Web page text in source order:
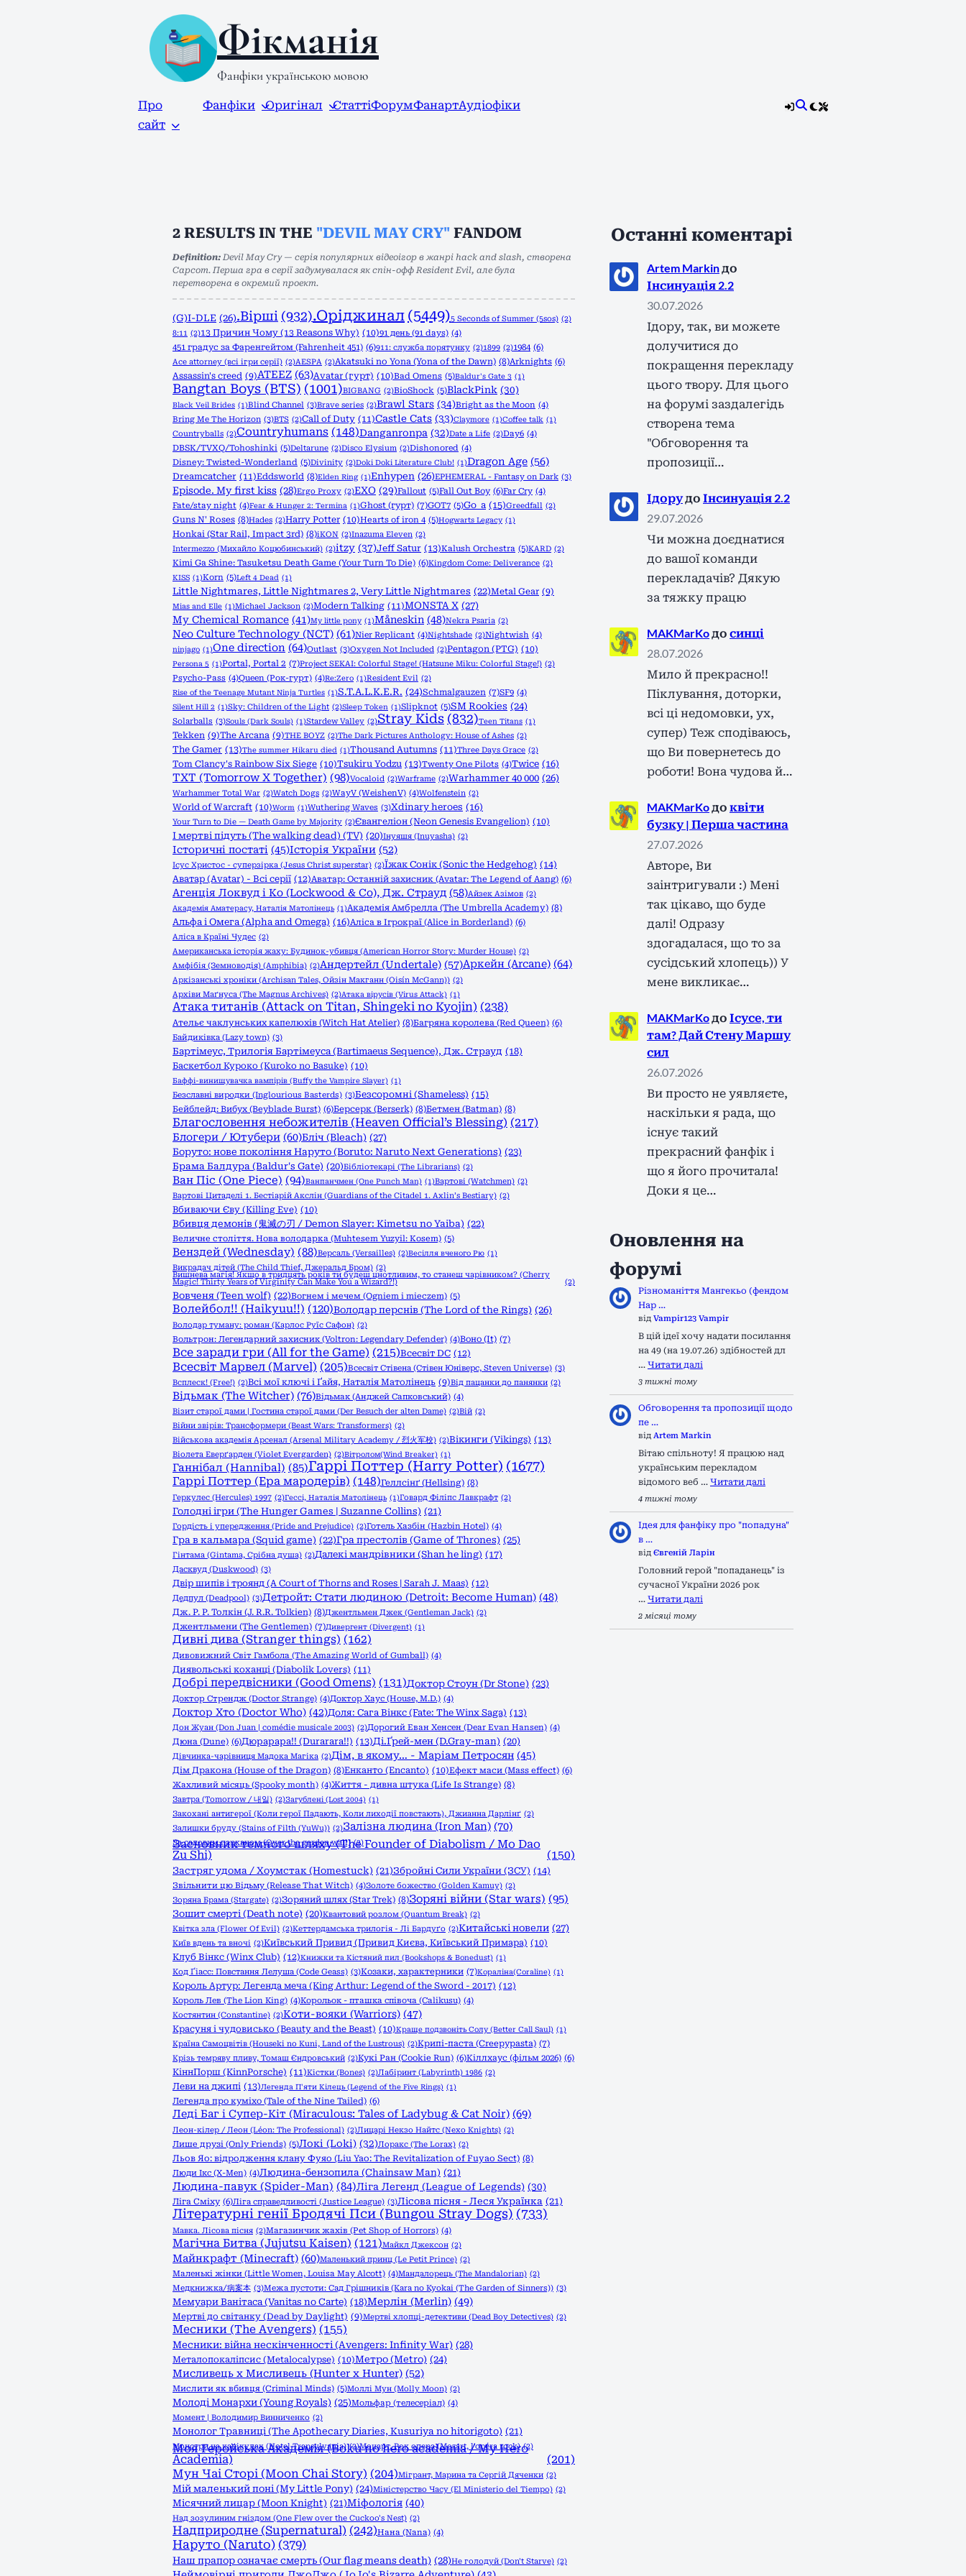
Фікманія
Фанфіки українською мовою
Про
сайт
Фанфіки Оригінал СтаттіФорумФанартАудіофіки
2 RESULTS IN THE "DEVIL MAY CRY" FANDOM
Definition: Devil May Cry — серія популярних відеоігор в жанрі hack and slash, створена
Capcom. Перша гра в серії задумувалася як спін-офф Resident Evil, але була
перетворена в окремий проект.
(G)I-DLE (26).Вірші (932).Оріджинал (5449)5 Seconds of Summer (5sos) (2)
8:11 (2)13 Причин Чому (13 Reasons Why) (10)91 день (91 days) (4)
451 градус за Фаренгейтом (Fahrenheit 451) (6)911: служба порятунку (2)1899 (2)1984 (6)
Ace attorney (всі ігри серії) (2)AESPA (2)Akatsuki no Yona (Yona of the Dawn) (8)Arknights (6)
Assassin's creed (9)ATEEZ (63)Avatar (гурт) (10)Bad Omens (5)Baldur's Gate 3 (1)
Bangtan Boys (BTS) (1001)BIGBANG (2)BioShock (5)BlackPink (30)
Black Veil Brides (1)Blind Channel (3)Brave series (2)Brawl Stars (34)Bright as the Moon (4)
Bring Me The Horizon (3)BTS (2)Call of Duty (11)Castle Cats (33)Claymore (1)Coffee talk (1)
Countryballs (2)Countryhumans (148)Danganronpa (32)Date a Life (2)Day6 (4)
DBSK/TVXQ/Tohoshinki (5)Deltarune (2)Disco Elysium (2)Dishonored (4)
Disney: Twisted-Wonderland (5)Divinity (2)Doki Doki Literature Club! (1)Dragon Age (56)
Dreamcatcher (11)Eddsworld (8)Elden Ring (1)Enhypen (26)EPHEMERAL - Fantasy on Dark (3)
Episode. My first kiss (28)Ergo Proxy (2)EXO (29)Fallout (5)Fall Out Boy (6)Far Cry (4)
Fate/stay night (4)Fear & Hunger 2: Termina (1)Ghost (гурт) (7)GOT7 (5)Go_a (15)Greedfall (2)
Guns N' Roses (8)Hades (2)Harry Potter (10)Hearts of iron 4 (5)Hogwarts Legacy (1)
Honkai (Star Rail, Impact 3rd) (8)iKON (2)Inazuma Eleven (2)
Intermezzo (Михайло Коцюбинський) (2)itzy (37)Jeff Satur (13)Kalush Orchestra (5)KARD (2)
Kimi Ga Shine: Tasuketsu Death Game (Your Turn To Die) (6)Kingdom Come: Deliverance (2)
KISS (1)Korn (5)Left 4 Dead (1)
Little Nightmares, Little Nightmares 2, Very Little Nightmares (22)Metal Gear (9)
Mias and Elle (1)Michael Jackson (2)Modern Talking (11)MONSTA X (27)
My Chemical Romance (41)My little pony (1)Måneskin (48)Nekra Psaria (2)
Neo Culture Technology (NCT) (61)Nier Replicant (4)Nightshade (2)Nightwish (4)
ninjago (1)One direction (64)Outlast (3)Oxygen Not Included (2)Pentagon (PTG) (10)
Persona 5 (1)Portal, Portal 2 (7)Project SEKAI: Colorful Stage! (Hatsune Miku: Colorful Stage!) (2)
Psycho-Pass (4)Queen (Рок-гурт) (4)Re:Zero (1)Resident Evil (2)
Rise of the Teenage Mutant Ninja Turtles (1)S.T.A.L.K.E.R. (24)Schmalgauzen (7)SF9 (4)
Silent Hill 2 (1)Sky: Children of the Light (2)Sleep Token (1)Slipknot (5)SM Rookies (24)
Solarballs (3)Souls (Dark Souls) (1)Stardew Valley (2)Stray Kids (832)Teen Titans (1)
Tekken (9)The Arcana (9)THE BOYZ (2)The Dark Pictures Anthology: House of Ashes (2)
The Gamer (13)The summer Hikaru died (1)Thousand Autumns (11)Three Days Grace (2)
Tom Clancy's Rainbow Six Siege (10)Tsukiru Yodzu (13)Twenty One Pilots (4)Twice (16)
TXT (Tomorrow X Together) (98)Vocaloid (2)Warframe (2)Warhammer 40 000 (26)
Warhammer Total War (2)Watch Dogs (2)WayV (WeishenV) (4)Wolfenstein (2)
World of Warcraft (10)Worm (1)Wuthering Waves (3)Xdinary heroes (16)
Your Turn to Die — Death Game by Majority (2)Євангеліон (Neon Genesis Evangelion) (10)
І мертві підуть (The walking dead) (TV) (20)Інуяшя (Inuyasha) (2)
Історичні постаті (45)Історія України (52)
Ісус Христос - суперзірка (Jesus Christ superstar) (2)Їжак Сонік (Sonic the Hedgehog) (14)
Аватар (Avatar) - Всі серії (12)Аватар: Останній захисник (Avatar: The Legend of Aang) (6)
Агенція Локвуд і Кo (Lockwood & Co), Дж. Страуд (58)Айзек Азімов (2)
Академія Аматерасу, Наталія Матолінець (1)Академія Амбрелла (The Umbrella Academy) (8)
Альфа і Омега (Alpha and Omega) (16)Аліса в Ігрокраї (Alice in Borderland) (6)
Аліса в Країні Чудес (2)
Американська історія жаху: Будинок-убивця (American Horror Story: Murder House) (2)
Амфібія (Земноводія) (Amphibia) (2)Андертейл (Undertale) (57)Аркейн (Arcane) (64)
Аркізанські хроніки (Archisan Tales, Ойзін Макганн (Oisín McGann)) (2)
Архіви Маґнуса (The Magnus Archives) (2)Атака вірусів (Virus Attack) (1)
Атака титанів (Attack on Titan, Shingeki no Kyojin) (238)
Ательє чаклунських капелюхів (Witch Hat Atelier) (8)Багряна королева (Red Queen) (6)
Байдиківка (Lazy town) (3)
Бартімеус, Трилогія Бартімеуса (Bartimaeus Sequence), Дж. Страуд (18)
Баскетбол Куроко (Kuroko no Basuke) (10)
Баффі-винищувачка вампірів (Buffy the Vampire Slayer) (1)
Безславні виродки (Inglourious Basterds) (3)Безсоромні (Shameless) (15)
Бейблейд: Вибух (Beyblade Burst) (6)Берсерк (Berserk) (8)Бетмен (Batman) (8)
Благословення небожителів (Heaven Official’s Blessing) (217)
Блогери / Ютубери (60)Бліч (Bleach) (27)
Боруто: нове покоління Наруто (Boruto: Naruto Next Generations) (23)
Брама Балдура (Baldur's Gate) (20)Бібліотекарі (The Librarians) (2)
Ван Піс (One Piece) (94)Ванпанчмен (One Punch Man) (1)Вартові (Watchmen) (2)
Вартові Цитаделі 1. Бестіарій Акслін (Guardians of the Citadel 1. Axlin’s Bestiary) (2)
Вбиваючи Єву (Killing Eve) (10)
Вбивця демонів (鬼滅の刃 / Demon Slayer: Kimetsu no Yaiba) (22)
Величне століття. Нова володарка (Muhtesem Yuzyil: Kosem) (5)
Венздей (Wednesday) (88)Версаль (Versailles) (2)Весілля вченого Рю (1)
Викрадач дітей (The Child Thief, Джеральд Бром) (2)
Вишнева магія! Якщо в тридцять років ти будеш цнотливим, то станеш чарівником? (Cherry
Magic! Thirty Years of Virginity Can Make You a Wizard?!) (2)
Вовченя (Teen wolf) (22)Вогнем і мечем (Ogniem i mieczem) (5)
Волейбол!! (Haikyuu!!) (120)Володар перснів (The Lord of the Rings) (26)
Володар туману: роман (Карлос Руїс Сафон) (2)
Вольтрон: Легендарний захисник (Voltron: Legendary Defender) (4)Воно (It) (7)
Все заради гри (All for the Game) (215)Всесвіт DC (12)
Всесвіт Марвел (Marvel) (205)Всесвіт Стівена (Стівен Юніверс, Steven Universe) (3)
Всплеск! (Free!) (2)Всі мої ключі і Ґайя, Наталія Матолінець (9)Від пацанки до панянки (2)
Відьмак (The Witcher) (76)Відьмак (Анджей Сапковський) (4)
Візит старої дами | Гостина старої дами (Der Besuch der alten Dame) (2)Вій (2)
Війни звірів: Трансформери (Beast Wars: Transformers) (2)
Військова академія Арсенал (Arsenal Military Academy / 烈火军校) (2)Вікинги (Vikings) (13)
Віолета Еверґарден (Violet Evergarden) (2)Вітролом(Wind Breaker) (1)
Ганнібал (Hannibal) (85)Гаррі Поттер (Harry Potter) (1677)
Гаррі Поттер (Ера мародерів) (148)Геллсінґ (Hellsing) (8)
Геркулес (Hercules) 1997 (2)Гессі, Наталія Матолінець (1)Говард Філіпс Лавкрафт (2)
Голодні ігри (The Hunger Games | Suzanne Collins) (21)
Гордість і упередження (Pride and Prejudice) (2)Готель Хазбін (Hazbin Hotel) (4)
Гра в кальмара (Squid game) (22)Гра престолів (Game of Thrones) (25)
Гінтама (Gintama, Срібна душа) (2)Далекі мандрівники (Shan he ling) (17)
Дасквуд (Duskwood) (3)
Двір шипів і троянд (A Court of Thorns and Roses | Sarah J. Maas) (12)
Дедпул (Deadpool) (3)Детройт: Стати людиною (Detroit: Become Human) (48)
Дж. Р. Р. Толкін (J. R.R. Tolkien) (8)Джентльмен Джек (Gentleman Jack) (2)
Джентльмени (The Gentlemen) (7)Дивергент (Divergent) (1)
Дивні дива (Stranger things) (162)
Дивовижний Світ Гамбола (The Amazing World of Gumball) (4)
Диявольські коханці (Diabolik Lovers) (11)
Добрі передвісники (Good Omens) (131)Доктор Стоун (Dr Stone) (23)
Доктор Стрендж (Doctor Strange) (4)Доктор Хаус (House, M.D.) (4)
Доктор Хто (Doctor Who) (42)Доля: Сага Вінкс (Fate: The Winx Saga) (13)
Дон Жуан (Don Juan | comédie musicale 2003) (2)Дорогий Еван Хенсен (Dear Evan Hansen) (4)
Дюна (Dune) (6)Дюрарара!! (Durarara!!) (13)Ді.Ґрей-мен (D.Gray-man) (20)
Дівчинка-чарівниця Мадока Магіка (2)Дім, в якому… - Маріам Петросян (45)
Дім Дракона (House of the Dragon) (8)Енканто (Encanto) (10)Ефект маси (Mass effect) (6)
Жахливий місяць (Spooky month) (4)Життя - дивна штука (Life Is Strange) (8)
Завтра (Tomorrow / 내일) (2)Загублені (Lost 2004) (1)
Закохані антигерої (Коли герої Падають, Коли лиходії повстають), Джианна Дарлінґ (2)
Залишки бруду (Stains of Filth (YuWu)) (2)Залізна людина (Iron Man) (70)
За садовим парканом (Over the garden wall) (2)
Засновник темного шляху (The Founder of Diabolism / Mo Dao
Zu Shi)
(150)
Застряг удома / Хоумстак (Homestuck) (21)Збройні Сили України (ЗСУ) (14)
Звільнити цю Відьму (Release That Witch) (4)Золоте божество (Golden Kamuy) (2)
Зоряна Брама (Stargate) (2)Зоряний шлях (Star Trek) (8)Зоряні війни (Star wars) (95)
Зошит смерті (Death note) (20)Квантовий розлом (Quantum Break) (2)
Квітка зла (Flower Of Evil) (2)Кеттердамська трилогія - Лі Бардуґо (2)Китайські новели (27)
Київ вдень та вночі (2)Київський Привид (Привид Києва, Київський Примара) (10)
Клуб Вінкс (Winx Club) (12)Книжки та Кістяний пил (Bookshops & Bonedust) (1)
Код Ґіасс: Повстання Лелуша (Code Geass) (3)Козаки, характерники (7)Кораліна(Coraline) (1)
Король Артур: Легенда меча (King Arthur: Legend of the Sword - 2017) (12)
Король Лев (The Lion King) (4)Корольок - пташка співоча (Calikusu) (4)
Костянтин (Constantine) (2)Коти-вояки (Warriors) (47)
Красуня і чудовисько (Beauty and the Beast) (10)Краще подзвоніть Солу (Better Call Saul) (1)
Країна Самоцвітів (Houseki no Kuni, Land of the Lustrous) (2)Крипі-паста (Creepypasta) (7)
Крізь темряву пливу, Томаш Єндровський (2)Кукі Ран (Cookie Run) (6)Кіллхаус (фільм 2026) (6)
КіннПорш (KinnPorsche) (11)Кістки (Bones) (2)Лабіринт (Labyrinth) 1986 (2)
Леви на джипі (13)Легенда П'яти Кілець (Legend of the Five Rings) (1)
Легенда про куміхо (Tale of the Nine Tailed) (6)
Леді Баг і Супер-Кіт (Miraculous: Tales of Ladybug & Cat Noir) (69)
Леон-кілер / Леон (Léon: The Professional) (2)Лицарі Некзо Найтс (Nexo Knights) (2)
Лише друзі (Only Friends) (5)Локі (Loki) (32)Лоракс (The Lorax) (2)
Льов Яо: відродження клану Фуяо (Liu Yao: The Revitalization of Fuyao Sect) (8)
Люди Ікс (X-Men) (4)Людина-бензопила (Chainsaw Man) (21)
Людина-павук (Spider-Man) (84)Ліга Легенд (League of Legends) (30)
Ліга Сміху (6)Ліга справедливості (Justice League) (3)Лісова пісня - Леся Українка (21)
Літературні генії Бродячі Пси (Bungou Stray Dogs) (733)
Мавка. Лісова пісня (2)Магазинчик жахів (Pet Shop of Horrors) (4)
Магічна Битва (Jujutsu Kaisen) (121)Майкл Джексон (2)
Майнкрафт (Minecraft) (60)Маленький принц (Le Petit Prince) (2)
Маленькі жінки (Little Women, Louisa May Alcott) (4)Мандалорець (The Mandalorian) (2)
Медкнижка/病案本 (3)Межа пустоти: Сад Грішників (Kara no Kyokai (The Garden of Sinners)) (3)
Мемуари Ванітаса (Vanitas no Carte) (18)Мерлін (Merlin) (49)
Мертві до світанку (Dead by Daylight) (9)Мертві хлопці-детективи (Dead Boy Detectives) (2)
Месники (The Avengers) (155)
Месники: війна нескінченності (Avengers: Infinity War) (28)
Металопокаліпсис (Metalocalypse) (10)Метро (Metro) (24)
Мисливець х Мисливець (Hunter x Hunter) (52)
Мислити як вбивця (Criminal Minds) (5)Моллі Мун (Molly Moon) (2)
Молоді Монархи (Young Royals) (25)Мольфар (телесеріал) (4)
Момент | Володимир Винниченко (2)
Монолог Травниці (The Apothecary Diaries, Kusuriya no hitorigoto) (21)
Монстри на канікулах (Hotel Transylvania) (2)Моцарт. Рок опера (Mozart, l'opéra rock) (2)
Моя Геройська Академія (Boku no hero academia / My Hero
Academia)
(201)
Мун Чаі Сторі (Moon Chai Story) (204)Мігрант, Марина та Сергій Дяченки (2)
Мій маленький поні (My Little Pony) (24)Міністерство Часу (El Ministerio del Tiempo) (2)
Місячний лицар (Moon Knight) (21)Міфологія (40)
Над зозулиним гніздом (One Flew over the Cuckoo's Nest) (2)
Надприродне (Supernatural) (242)Нана (Nana) (4)
Наруто (Naruto) (379)
Наш прапор означає смерть (Our flag means death) (28)Не голодуй (Don't Starve) (2)
Останні коментарі
Artem Markinдо
Інсинуація 2.2
30.07.2026
Ідору, так, ви можете
долучитися до
покращення перекладу
цього твору. Для цього
на форумі заздалегідь
створена тема
"Обговорення та
пропозиції…
Ідорудо Інсинуація 2.2
29.07.2026
Чи можна доєднатися
до вашої команди
перекладачів? Дякую
за тяжку працю
MAKMarKoдо синці
28.07.2026
Мило й прекрасно!!
Піклування, доторки,
всі ці недомовки, ух,
супер) Теж сподіваюсь,
що Ви повернетесь до
роботи! Вона чудова й…
MAKMarKoдо квіти
бузку | Перша частина
27.07.2026
Авторе, Ви
заінтригували :) Мені
так цікаво, що буде
далі! Одразу
здогадалася, що то за
сусідський хлопець)) У
мене викликає…
MAKMarKoдо Ісусе, ти
там? Дай Стену Маршу
сил
26.07.2026
Ви просто не уявляєте,
наскільки я рада, що
існує такий
прекрасний фанфік і
що я його прочитала!
Доки я це…
Оновлення на
форумі
Різноманіття Мангекьо (фендом
Нар …
від Vampir123 Vampir
В цій ідеї хочу надати посилання
на 49 (на 19.07.26) здібностей дл
… Читати далі
3 тижні тому
Обговорення та пропозиції щодо
пе …
від Artem Markin
Вітаю спільноту! Я працюю над
українським перекладом
відомого веб … Читати далі
4 тижні тому
Ідея для фанфіку про "попадуна"
в …
від Євгеній Ларін
Головний герой "попаданець" із
сучасної України 2026 рок
… Читати далі
2 місяці тому